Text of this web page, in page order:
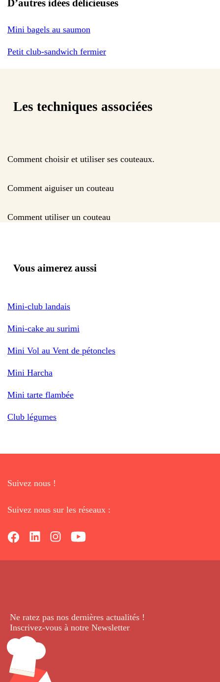
D’autres idées délicieuses
Mini bagels au saumon
Petit club-sandwich fermier
Les techniques associées
Comment choisir et utiliser ses couteaux.
Comment aiguiser un couteau
Comment utiliser un couteau
Vous aimerez aussi
Mini-club landais
Mini-cake au surimi
Mini Vol au Vent de pétoncles
Mini Harcha
Mini tarte flambée
Club légumes
Suivez nous !
Suivez nous sur les réseaux :
Ne ratez pas nos dernières actualités !
Inscrivez-vous à notre Newsletter.